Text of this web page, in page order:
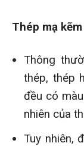
Thép mạ
Thông
thép, thép
đều có
nhiên của
Tuy nhiên,